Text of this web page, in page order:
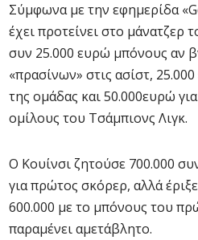
Σύμφωνα με την εφημερίδα
έχει προτείνει στο μάνατζερ
συν 25.000 ευρώ μπόνους αν
«πρασίνων» στις ασίστ,
της ομάδας και 50.000ευρώ
ομίλους του Τσάμπιονς Λιγκ.
Ο Κουίνσι ζητούσε 700.000
για πρώτος σκόρερ, αλλά
600.000 με το μπόνους του
παραμένει αμετάβλητο.